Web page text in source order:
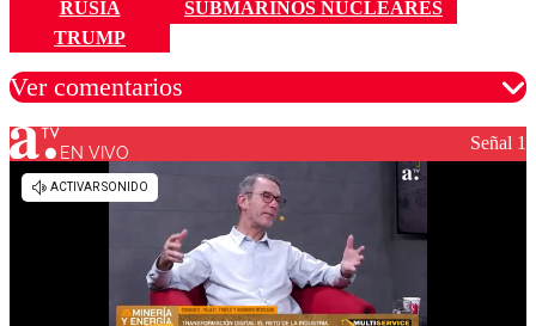
RUSIA
SUBMARINOS NUCLEARES
TRUMP
Ver comentarios
Los comentarios son moderados para garantizar un
diálogo respetuoso.
EN VIVO Señal 1